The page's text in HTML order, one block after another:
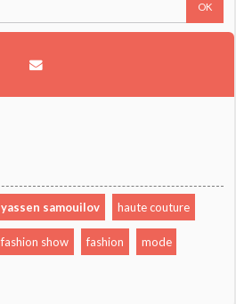
yassen samouilov haute couture
fashion show fashion mode